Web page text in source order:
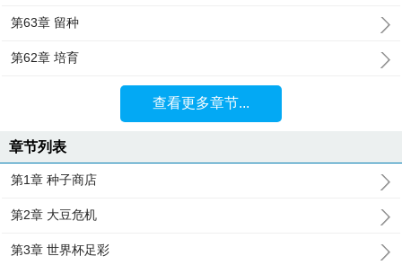
第63章 留种
第62章 培育
查看更多章节...
章节列表
第1章 种子商店
第2章 大豆危机
第3章 世界杯足彩